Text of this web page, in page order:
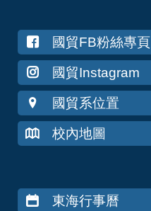
國貿FB粉絲專頁
國貿Instagram
國貿系位置
校內地圖
東海行事曆